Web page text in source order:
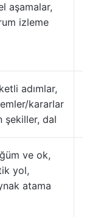
aşamalar,
izleme
adımlar,
kararlar
şekiller, dal
ve ok,
yol,
atama